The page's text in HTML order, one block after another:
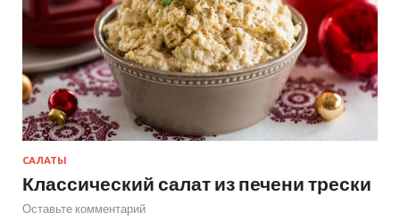
САЛАТЫ
Классический салат из печени трески
Оставьте комментарий